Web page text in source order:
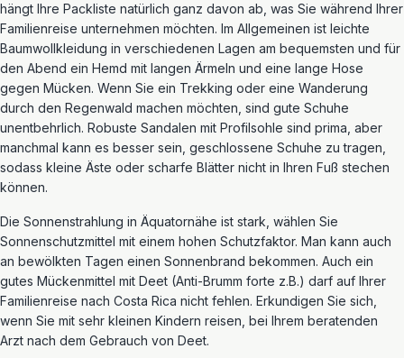
hängt Ihre Packliste natürlich ganz davon ab, was Sie während Ihrer
Familienreise unternehmen möchten. Im Allgemeinen ist leichte
Baumwollkleidung in verschiedenen Lagen am bequemsten und für
den Abend ein Hemd mit langen Ärmeln und eine lange Hose
gegen Mücken. Wenn Sie ein Trekking oder eine Wanderung
durch den Regenwald machen möchten, sind gute Schuhe
unentbehrlich. Robuste Sandalen mit Profilsohle sind prima, aber
manchmal kann es besser sein, geschlossene Schuhe zu tragen,
sodass kleine Äste oder scharfe Blätter nicht in Ihren Fuß stechen
können.
Die Sonnenstrahlung in Äquatornähe ist stark, wählen Sie
Sonnenschutzmittel mit einem hohen Schutzfaktor. Man kann auch
an bewölkten Tagen einen Sonnenbrand bekommen. Auch ein
gutes Mückenmittel mit Deet (Anti-Brumm forte z.B.) darf auf Ihrer
Familienreise nach Costa Rica nicht fehlen. Erkundigen Sie sich,
wenn Sie mit sehr kleinen Kindern reisen, bei Ihrem beratenden
Arzt nach dem Gebrauch von Deet.